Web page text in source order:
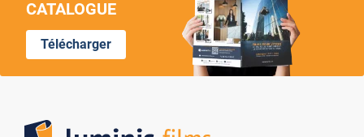
CATALOGUE
Télécharger